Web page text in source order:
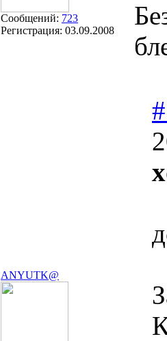
Сообщений: 723
Регистрация: 03.09.2008
ANYUTK@